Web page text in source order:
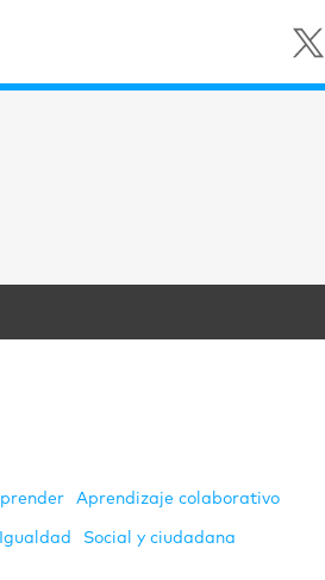
Aprendizaje colaborativo
Igualdad Social y ciudadana